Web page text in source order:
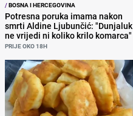
/BOSNA I HERCEGOVINA
Potresna poruka imama nakon
smrti Aldine Ljubunčić: "Dunjaluk
ne vrijedi ni koliko krilo komarca"
PRIJE OKO 18H